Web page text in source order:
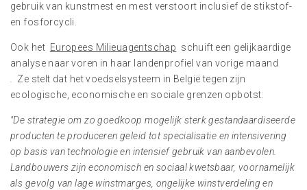
gebruik van kunstmest en mest verstoort inclusief de stikstof-
en fosforcycli.
Ook het Europees Milieuagentschap schuift een gelijkaardige
analyse naar voren in haar landenprofiel van vorige maand
. Ze stelt dat het voedselsysteem in België tegen zijn
ecologische, economische en sociale grenzen opbotst:
"De strategie om zo goedkoop mogelijk sterk gestandaardiseerde
producten te produceren geleid tot specialisatie en intensivering
op basis van technologie en intensief gebruik van aanbevolen.
Landbouwers zijn economisch en sociaal kwetsbaar, voornamelijk
als gevolg van lage winstmarges, ongelijke winstverdeling en